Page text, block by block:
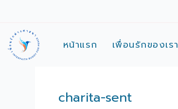
content
หน้าแรก เพื่อนรักของเรา
charita-sent